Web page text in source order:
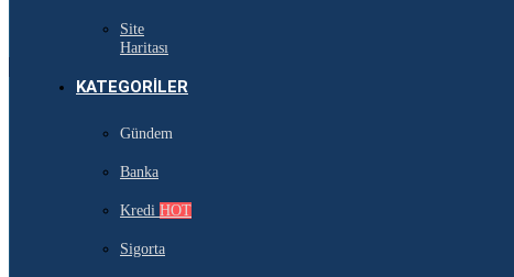
Site
Haritası
KATEGORILER
Gündem
Banka
Kredi HOT
Sigorta